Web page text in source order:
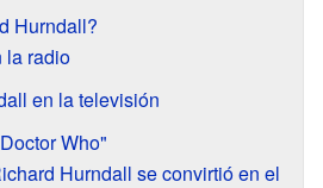
Hurndall?
la radio
en la televisión
Who"
Hurndall se convirtió en el